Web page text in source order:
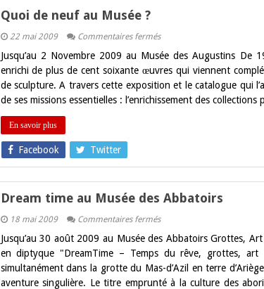
Quoi de neuf au Musée ?
22 mai 2009 Commentaires ferméssur
de
au
Musée
Jusqu’au 2 Novembre 2009 au Musée des Augustins De
enrichi de plus de cent soixante œuvres qui viennent
de sculpture. A travers cette exposition et le catalogue qui
de ses missions essentielles : l’enrichissement des collections
En savoir plus
Facebook Twitter
Dream time au Musée des Abbatoirs
18 mai 2009 Commentaires ferméssur
time
au
Musée
des
Abbatoirs
Jusqu’au 30 août 2009 au Musée des Abbatoirs Grottes,
en diptyque "DreamTime – Temps du rêve, grottes, art
simultanément dans la grotte du Mas-d’Azil en terre
aventure singulière. Le titre emprunté à la culture des